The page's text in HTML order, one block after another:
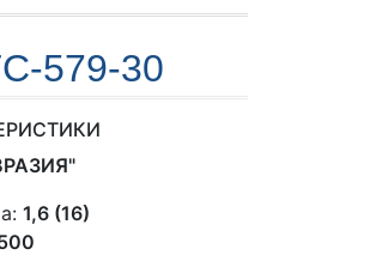
579-30
1,6 (16)